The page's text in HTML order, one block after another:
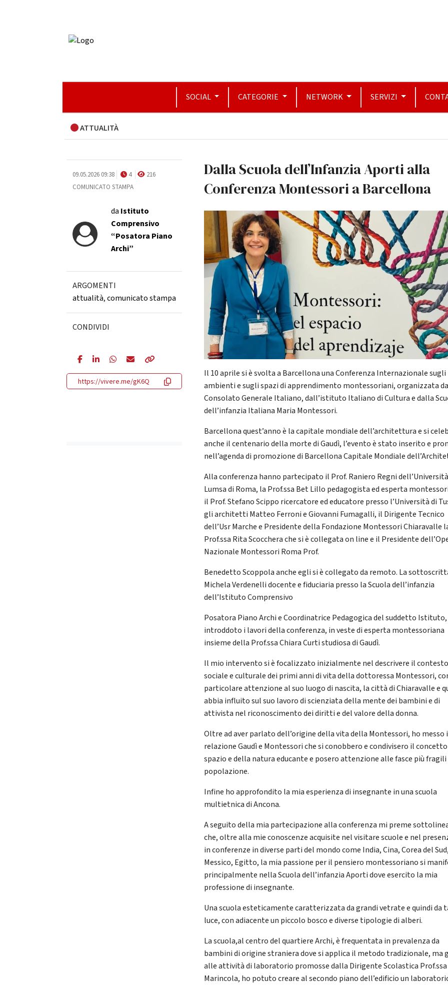
SOCIAL CATEGORIE NETWORK SERVIZI
ATTUALITÀ
09.05.2026 09:38 4
216
COMUNICATO STAMPA
da Istituto
Comprensivo
“Posatora Piano
Archi”
ARGOMENTI
attualità,comunicato stampa
CONDIVIDI
https://vivere.me/gK6Q
Dalla Scuola dell’Infanzia Aporti alla
Conferenza Montessori a Barcellona
Il 10 aprile si è svolta a Barcellona una Conferenza Internazionale sugli
ambienti e sugli spazi di apprendimento montessoriani, organizzata
Consolato Generale Italiano, dall’istituto Italiano di Cultura e dalla
dell’infanzia Italiana Maria Montessori.
Barcellona quest’anno è la capitale mondiale dell’architettura e si
anche il centenario della morte di Gaudì, l’evento è stato inserito e
nell’agenda di promozione di Barcellona Capitale Mondiale
Alla conferenza hanno partecipato il Prof. Raniero Regni
Lumsa di Roma, la Prof.ssa Bet Lillo pedagogista ed esperta
il Prof. Stefano Scippo ricercatore ed educatore presso l’Università di
gli architetti Matteo Ferroni e Giovanni Fumagalli, il Dirigente Tecnico
dell’Usr Marche e Presidente della Fondazione Montessori Chiaravalle
Prof.ssa Rita Scocchera che si è collegata on line e il Presidente
Nazionale Montessori Roma Prof.
Benedetto Scoppola anche egli si è collegato da remoto. La
Michela Verdenelli docente e fiduciaria presso la Scuola dell’infanzia
dell’Istituto Comprensivo
Posatora Piano Archi e Coordinatrice Pedagogica del suddetto
introddoto i lavori della conferenza, in veste di esperta montessoriana
insieme della Prof.ssa Chiara Curti studiosa di Gaudì.
Il mio intervento si è focalizzato inizialmente nel descrivere il
sociale e culturale dei primi anni di vita della dottoressa Montessori,
particolare attenzione al suo luogo di nascita, la città di Chiaravalle e
abbia influito sul suo lavoro di scienziata della mente dei bambini e di
attivista nel riconoscimento dei diritti e del valore della donna.
Oltre ad aver parlato dell’origine della vita della Montessori, ho messo
relazione Gaudì e Montessori che si conobbero e condivisero il
spazio e della natura educante e posero attenzione alle fasce più
popolazione.
Infine ho approfondito la mia esperienza di insegnante in una scuola
multietnica di Ancona.
A seguito della mia partecipazione alla conferenza mi preme
che, oltre alla mie conoscenze acquisite nel visitare scuole e nel
in conferenze in diverse parti del mondo come India, Cina, Corea del
Messico, Egitto, la mia passione per il pensiero montessoriano si
principalmente nella Scuola dell’infanzia Aporti dove esercito la mia
professione di insegnante.
Una scuola esteticamente caratterizzata da grandi vetrate e quindi da
luce, con adiacente un piccolo bosco e diverse tipologie di alberi.
La scuola,al centro del quartiere Archi, è frequentata in prevalenza da
bambini di origine straniera dove si applica il metodo tradizionale, ma
alle attività di laboratorio promosse dalla Dirigente Scolastica Prof.ssa
Marincola, ho potuto creare al secondo piano dell’edificio un